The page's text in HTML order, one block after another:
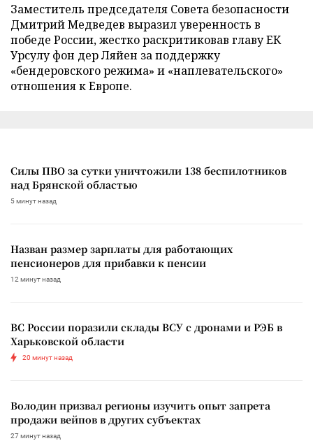
Заместитель председателя Совета безопасности
Дмитрий Медведев выразил уверенность в
победе России, жестко раскритиковав главу ЕК
Урсулу фон дер Ляйен за поддержку
«бендеровского режима» и «наплевательского»
отношения к Европе.
Силы ПВО за сутки уничтожили 138 беспилотников
над Брянской областью
5 минут назад
Назван размер зарплаты для работающих
пенсионеров для прибавки к пенсии
12 минут назад
ВС России поразили склады ВСУ с дронами и РЭБ в
Харьковской области
20 минут назад
Володин призвал регионы изучить опыт запрета
продажи вейпов в других субъектах
27 минут назад